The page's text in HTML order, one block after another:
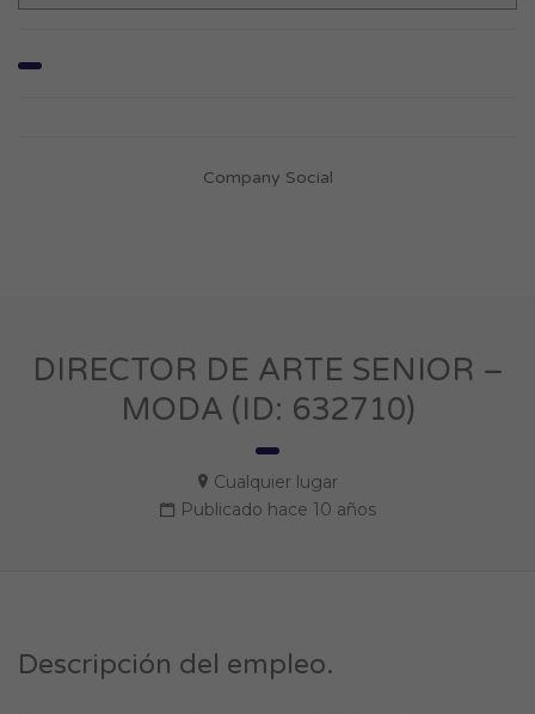
Company Social
DIRECTOR DE ARTE SENIOR –
MODA (ID: 632710)
Cualquier lugar
Publicado hace 10 años
Descripción del empleo.